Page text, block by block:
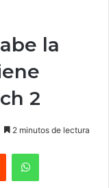
la
2
2 minutos de lectura